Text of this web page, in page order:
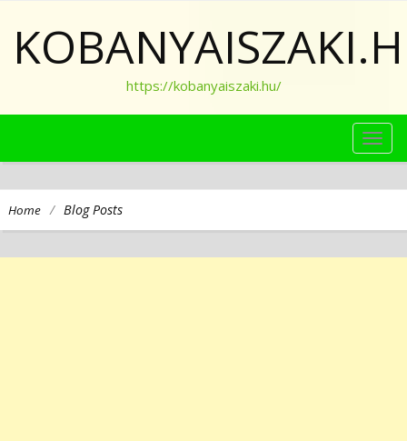
https://kobanyaiszaki.hu/
Home / Blog Posts